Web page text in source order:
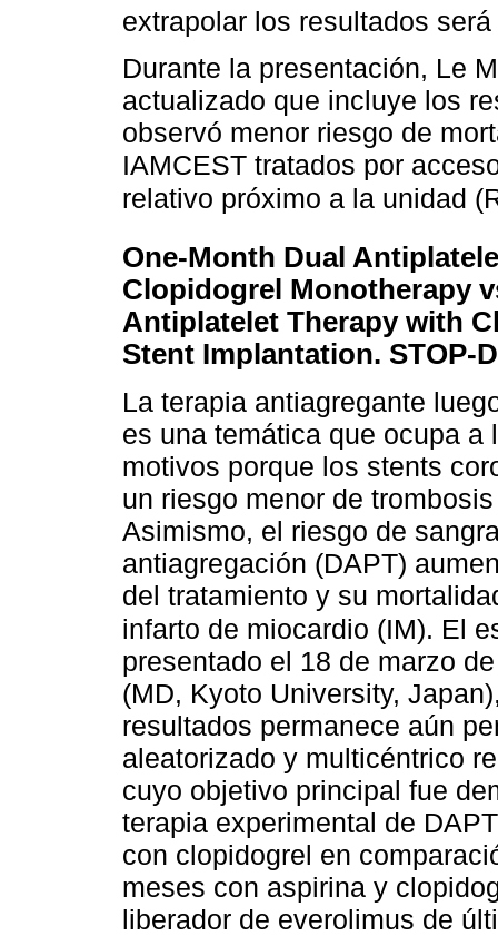
extrapolar los resultados
Durante la presentación, Le
actualizado que incluye los
observó menor riesgo de
IAMCEST tratados por
relativo próximo a la unidad
One-Month Dual
Clopidogrel Monotherapy
Antiplatelet Therapy with
Stent Implantation. STOP-
La terapia antiagregante
es una temática que ocupa
motivos porque los stents
un riesgo menor de
Asimismo, el riesgo de
antiagregación (DAPT)
del tratamiento y su
infarto de miocardio (IM). El
presentado el 18 de marzo
(MD, Kyoto University,
resultados permanece aún
aleatorizado y multicéntrico
cuyo objetivo principal fue
terapia experimental de
con clopidogrel en
meses con aspirina y
liberador de everolimus de